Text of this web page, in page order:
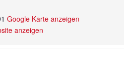
Google Karte anzeigen
anzeigen